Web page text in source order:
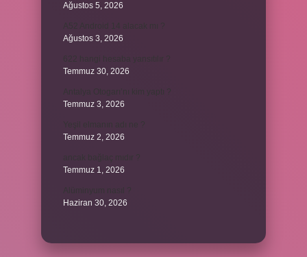
Ağustos 5, 2026
Ağustos 3, 2026
Temmuz 30, 2026
Temmuz 3, 2026
Temmuz 2, 2026
Temmuz 1, 2026
Haziran 30, 2026